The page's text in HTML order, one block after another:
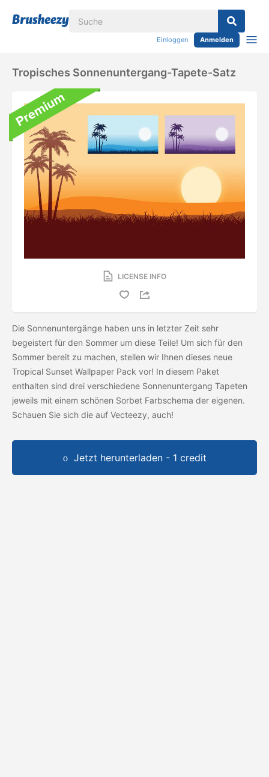
Einloggen Anmelden
Tropisches Sonnenuntergang-Tapete-Satz
LICENSE INFO
Die Sonnenuntergänge haben uns in letzter Zeit sehr
begeistert für den Sommer um diese Teile! Um sich für den
Sommer bereit zu machen, stellen wir Ihnen dieses neue
Tropical Sunset Wallpaper Pack vor! In diesem Paket
enthalten sind drei verschiedene Sonnenuntergang Tapeten
jeweils mit einem schönen Sorbet Farbschema der eigenen.
Schauen Sie sich die auf Vecteezy, auch!
Jetzt herunterladen - 1 credit